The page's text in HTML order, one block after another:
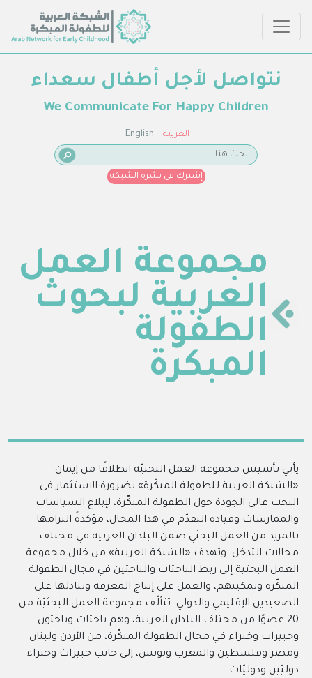
نتواصل لأجل أطفال سعداء
We Communicate For Happy Children
English العربية
إشترك في نشرة الشبكة
مجموعة العمل
العربية لبحوث
الطفولة
المبكرة
يأتي تأسيس مجموعة العمل البحثيّة انطلاقًا من إيمان
«الشبكة العربية للطفولة المبكّرة» بضرورة الاستثمار في
البحث عالي الجودة حول الطفولة المبكّرة، لإبلاغ السياسات
والممارسات وقيادة التقدّم في هذا المجال، مؤكدةً التزامها
بالمزيد من العمل البحثي ضمن البلدان العربية في مختلف
مجالات التدخل. وتهدف «الشبكة العربية» من خلال مجموعة
العمل البحثية إلى ربط الباحثات والباحثين في مجال الطفولة
المبكّرة وتمكينهم، والعمل على إنتاج المعرفة وتبادلها على
الصعيدين الإقليمي والدولي. تتألّف مجموعة العمل البحثيّة من
20 عضوًا من مختلف البلدان العربية، وهم باحثات وباحثون
وخبيرات وخبراء في مجال الطفولة المبكّرة، من الأردن ولبنان
ومصر وفلسطين والمغرب وتونس، إلى جانب خبيرات وخبراء
دوليّين ودوليّات.